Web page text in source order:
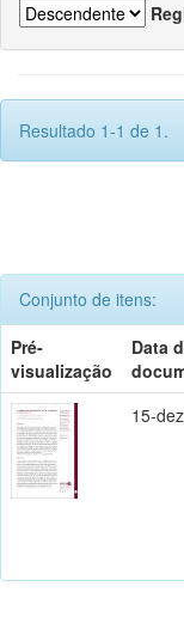
Resultado 1-1 de 1.
Conjunto de itens:
Pré-
visualização
Data
15-